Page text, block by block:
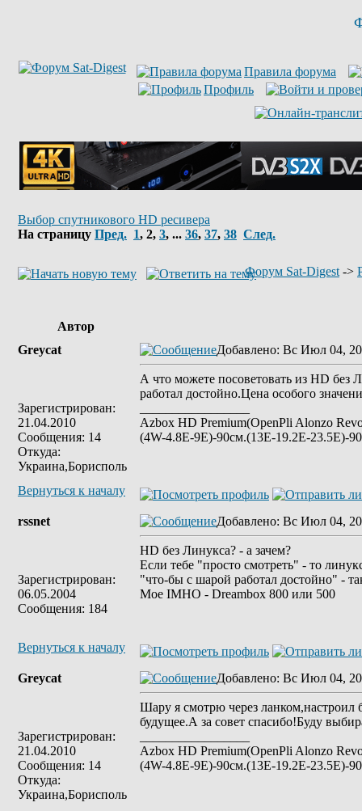
Правила форума
Профиль
Выбор спутникового HD ресивера
На страницу Пред. 1, 2, 3, ... 36, 37, 38 След.
Форум Sat-Digest ->
Автор
Greycat
Зарегистрирован:
21.04.2010
Сообщения: 14
Откуда:
Украина,Борисполь
Добавлено: Вс Июл 04,
А что можете посоветовать из HD без
работал достойно.Цена особого
Azbox HD Premium(OpenPli Alonzo
(4W-4.8E-9E)-90см.(13E-19.2E-23.5E)-
Вернуться к началу
rssnet
Зарегистрирован:
06.05.2004
Сообщения: 184
Добавлено: Вс Июл 04,
HD без Линукса? - а зачем?
Если тебе "просто смотреть" - то
"что-бы с шарой работал достойно" -
Мое IMHO - Dreambox 800 или 500
Вернуться к началу
Greycat
Зарегистрирован:
21.04.2010
Сообщения: 14
Откуда:
Украина,Борисполь
Добавлено: Вс Июл 04,
Шару я смотрю через
будущее.А за совет спасибо!Буду
Azbox HD Premium(OpenPli Alonzo
(4W-4.8E-9E)-90см.(13E-19.2E-23.5E)-